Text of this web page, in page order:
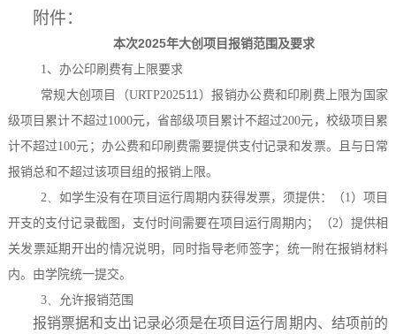
附件：
本次2025年大创项目报销范围及要求
1、办公印刷费有上限要求
常规大创项目（URTP202511）报销办公费和印刷费 上限为国家
级项目累计不超过1000元，省部级项目累计不超过200元，校级项目累
计不超过100元 ；办公费和印刷费需要提供支付记录和发票。且与日常
报销总和不超过该项目组的报销上限。
2、如学生没有在项目运行周期内获得发票，须提供：（1）项目
开支的支付记录截图，支付时间需要在项目运行周期内；（2）提供相
关发票延期开出的情况说明，同时指导老师签字；统一附在报销材料
内。由学院统一提交。
3、 允许报销范围
报销票据和支出记录必须是在项目运行周期内、结项前的